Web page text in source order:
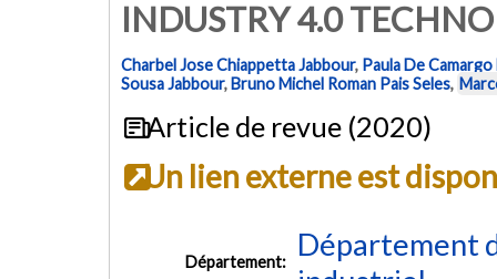
INDUSTRY 4.0
Charbel Jose Chiappetta Jabbour, Paula De
Sousa Jabbour,Bruno Michel Roman Pais Seles,
Article de revue (2020)
Un lien externe est
Département:
Département